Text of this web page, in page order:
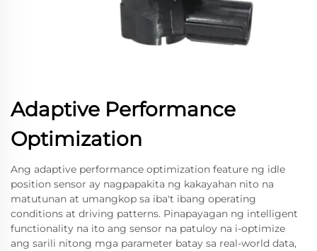
Adaptive Performance
Optimization
Ang adaptive performance optimization feature ng idle
position sensor ay nagpapakita ng kakayahan nito na
matutunan at umangkop sa iba't ibang operating
conditions at driving patterns. Pinapayagan ng intelligent
functionality na ito ang sensor na patuloy na i-optimize
ang sarili nitong mga parameter batay sa real-world data,